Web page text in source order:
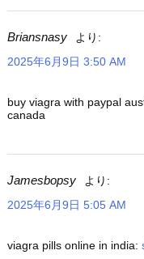
Briansnasy
より:
2025年6月9日 3:50 AM
buy viagra with paypal
canada
Jamesbopsy
より:
2025年6月9日 5:05 AM
viagra pills online in india: